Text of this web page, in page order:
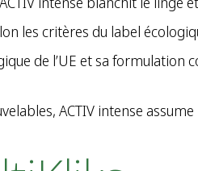
les critères du label
de l’UE et sa
ACTIV intense